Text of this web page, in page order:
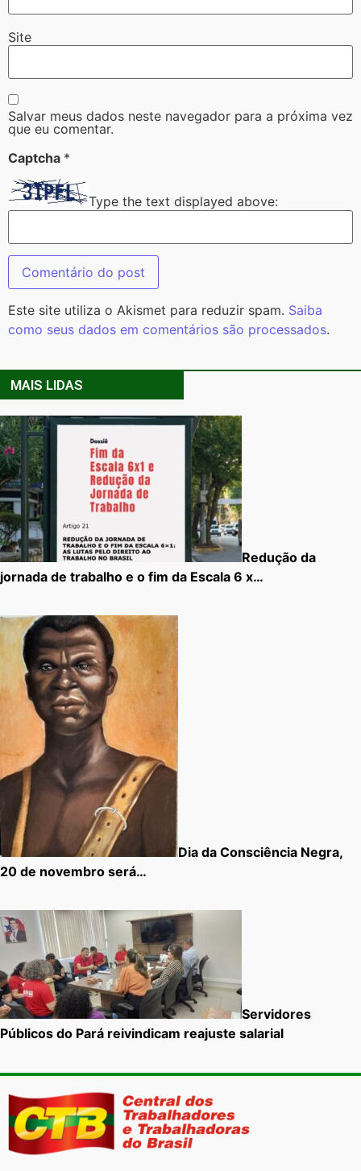
Site
Salvar meus dados neste navegador para a próxima vez
que eu comentar.
Captcha *
Type the text displayed above:
Este site utiliza o Akismet para reduzir spam. Saiba
como seus dados em comentários são processados.
MAIS LIDAS
Redução da
jornada de trabalho e o fim da Escala 6 x…
Dia da Consciência Negra,
20 de novembro será…
Servidores
Públicos do Pará reivindicam reajuste salarial